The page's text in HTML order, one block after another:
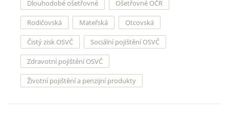
Dlouhodobé ošetřovné Ošetřovné OČR
Rodičovská Mateřská Otcovská
Čistý zisk OSVČ Sociální pojištění OSVČ
Zdravotní pojištění OSVČ
Životní pojištění a penzijní produkty